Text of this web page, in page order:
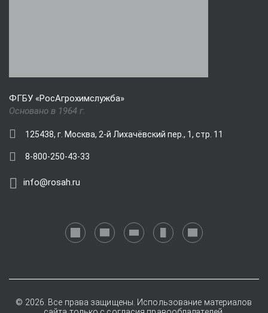
ФГБУ «РосАгрохимслужба»
Основано в 1964 г.
125438, г. Москва, 2-й Лихачёвский пер., 1, стр. 11
8-800-250-43-33
info@rosah.ru
© 2026. Все права защищены. Использование материалов